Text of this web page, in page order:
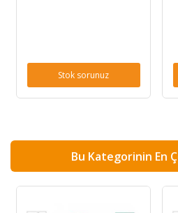
Stok sorunuz
Bu Kategorinin En